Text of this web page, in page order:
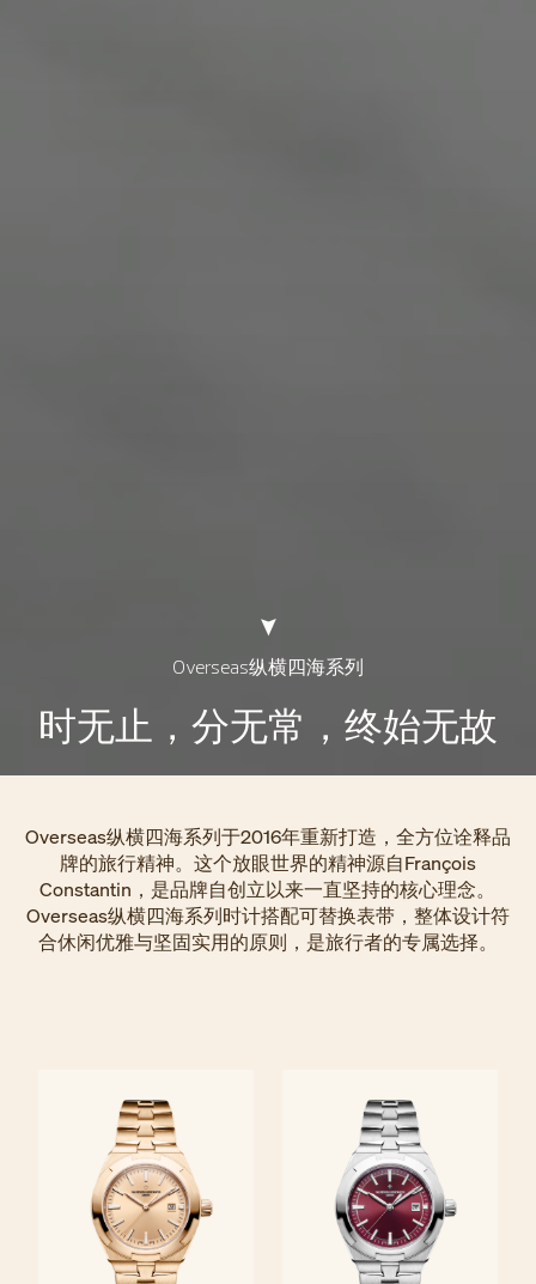
Overseas纵横四海系列
时无止，分无常，终始无故
Overseas纵横四海系列于2016年重新打造，全方位诠释品
牌的旅行精神。这个放眼世界的精神源自François
Constantin，是品牌自创立以来一直坚持的核心理念。
Overseas纵横四海系列时计搭配可替换表带，整体设计符
合休闲优雅与坚固实用的原则，是旅行者的专属选择。